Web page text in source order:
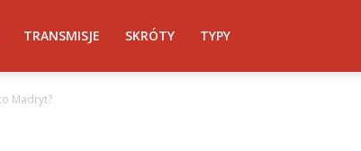
TRANSMISJE SKRÓTY TYPY
Madryt?